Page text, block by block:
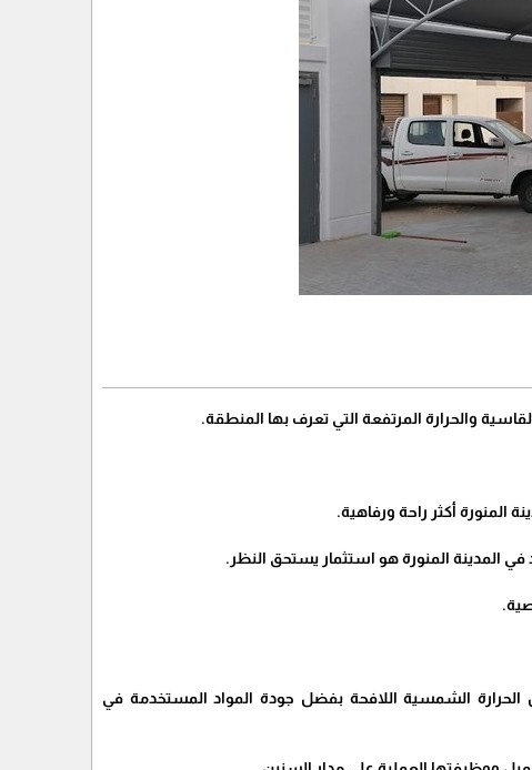
والحرارة المرتفعة التي تعرف بها المنطقة.
أكثر راحة ورفاهية.
المدينة المنورة هو استثمار يستحق النظر.
الحرارة الشمسية اللافحة بفضل جودة المواد المستخدمة في